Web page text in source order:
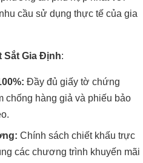
cầu sử dụng thực tế của gia
Sắt Gia Định:
Đầy đủ giấy tờ chứng
chống hàng giả và phiếu bảo
Chính sách chiết khấu trực
các chương trình khuyến mãi